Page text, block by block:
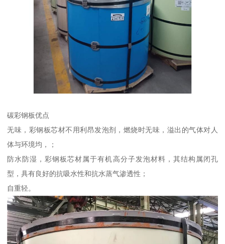
碳彩钢板优点
无味，彩钢板芯材不用利昂发泡剂，燃烧时无味，溢出的气体对人
体与环境均，；
防水防湿，彩钢板芯材属于有机高分子发泡材料，其结构属闭孔
型，具有良好的抗吸水性和抗水蒸气渗透性；
自重轻。